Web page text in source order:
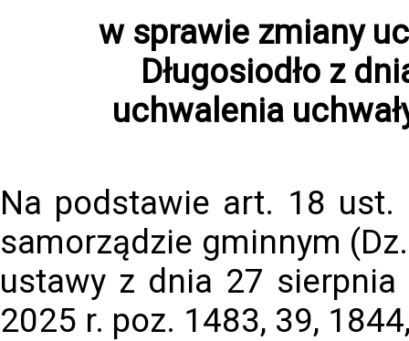
w sprawie zmiany
Długosiodło z
uchwalenia
Na podstawie art. 18
samorządzie gminnym
ustawy z dnia 27
2025 r. poz. 1483, 39,